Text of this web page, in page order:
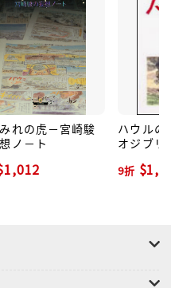
れの虎－宮崎駿
ノ－ト
ハウルの
オジブリ
9折